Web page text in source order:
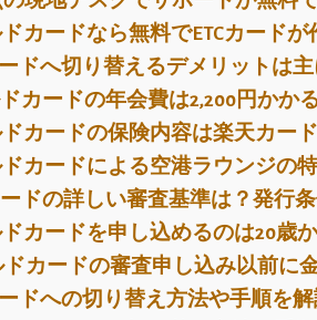
カードなら無料でETCカードが
ドへ切り替えるデメリットは主
カードの年会費は2,200円かか
カードの保険内容は楽天カー
カードによる空港ラウンジの
ドの詳しい審査基準は？発行条
カードを申し込めるのは20歳
カードの審査申し込み以前に
ドへの切り替え方法や手順を